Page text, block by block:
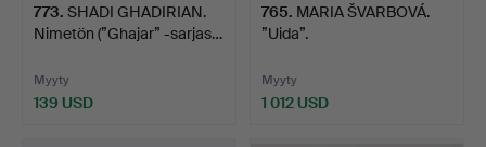
773. SHADI GHADIRIAN.
Nimetön (”Ghajar” -sarjas…
Myyty
139 USD
765. MARIA ŠVARBOVÁ.
”Uida”.
Myyty
1 012 USD